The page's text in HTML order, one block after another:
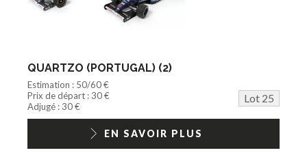
QUARTZO (PORTUGAL) (2)
Estimation : 50/60 €
Prix de départ : 30 €
Lot 25
Adjugé : 30 €
EN SAVOIR PLUS